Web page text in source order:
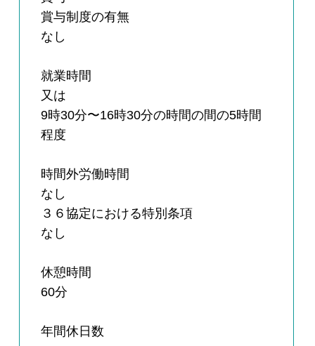
賞与制度の有無
なし
就業時間
又は
9時30分〜16時30分の時間の間の5時間
程度
時間外労働時間
なし
３６協定における特別条項
なし
休憩時間
60分
年間休日数